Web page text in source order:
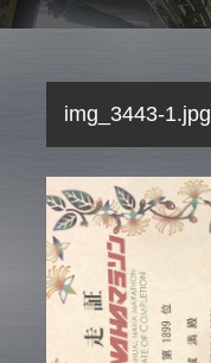
img_3443-1.jpg